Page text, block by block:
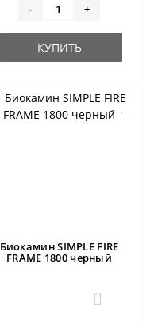
- +
КУПИТЬ
Биокамин SIMPLE FIRE
FRAME 1800 черный
0